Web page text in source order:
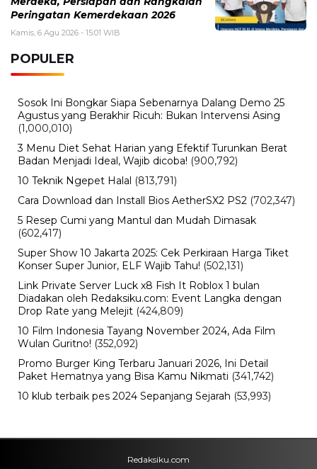
Cabdisdik Wilayah VIII Dorong Sekolah Lebih Kreatif
dan Adaptif
Kamis, 30 Juli 2026 - 00:41 WIB
“Bappelitbangda Sulsel Dorong Sekolah Lahirkan
BERITA TERBARU
Viral
Belasan Penumpang, Polisi Tetapkan
Dua Tersangka
Kamis, 6 Agu 2026 - 15:46 WIB
Viral
Sarwendah Disebut Setia Dampingi
Ruben Onsu Saat Kondisi Kritis, Ini
Kabar Terbarunya
Kamis, 6 Agu 2026 - 15:25 WIB
Sejarah
Cara Ikut Upacara Kemerdekaan di
Istana 17 Agustus 2026, Syarat dan
Link Pendaftaran
Kamis, 6 Agu 2026 - 15:19 WIB
Keuangan
Terbaru